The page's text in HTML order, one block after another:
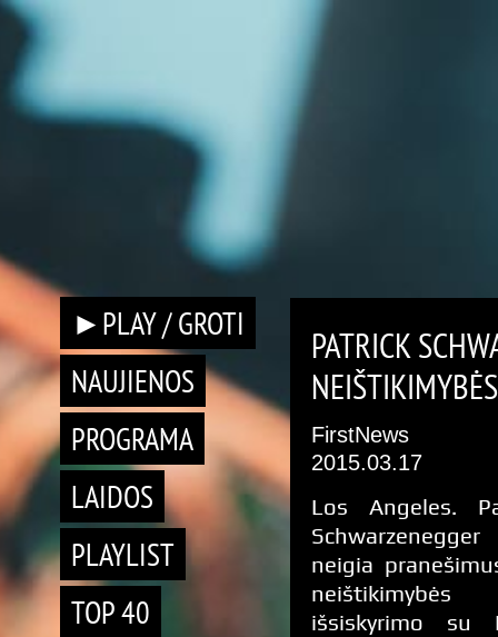
►PLAY / GROTI
NAUJIENOS
PROGRAMA
LAIDOS
PLAYLIST
TOP 40
PATRICK
NEIŠTIKIMYBĖS
FirstNews
2015.03.17
Los Angeles.
neigia
išsiskyrimo su